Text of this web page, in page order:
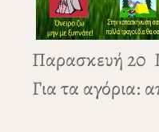
Παρασκευή 20
Για τα αγόρια: